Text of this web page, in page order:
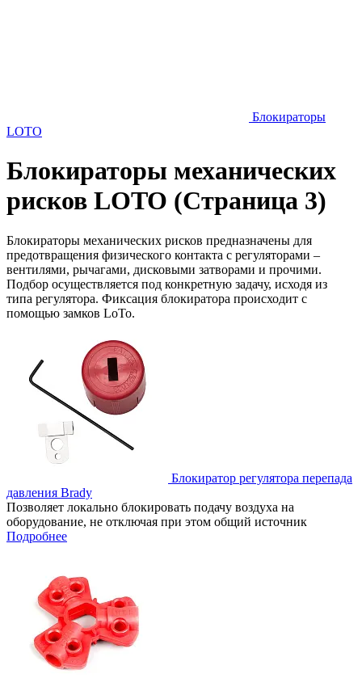
Блокираторы
LOTO
Блокираторы механических
рисков LOTO (Страница 3)
Блокираторы механических рисков предназначены для
предотвращения физического контакта с регуляторами –
вентилями, рычагами, дисковыми затворами и прочими.
Подбор осуществляется под конкретную задачу, исходя из
типа регулятора. Фиксация блокиратора происходит с
помощью замков LoTo.
Блокиратор регулятора перепада
давления Brady
Позволяет локально блокировать подачу воздуха на
оборудование, не отключая при этом общий источник
Подробнее